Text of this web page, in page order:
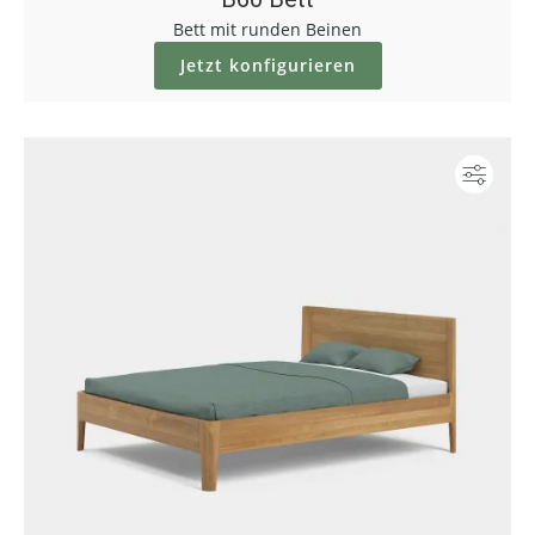
Bett mit runden Beinen
Jetzt konfigurieren